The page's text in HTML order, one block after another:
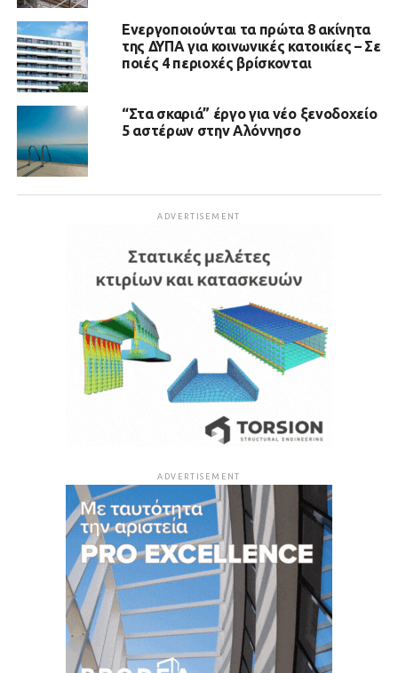
Ενεργοποιούνται τα πρώτα 8 ακίνητα
της ΔΥΠΑ για κοινωνικές κατοικίες – Σε
ποιές 4 περιοχές βρίσκονται
“Στα σκαριά” έργο για νέο ξενοδοχείο
5 αστέρων στην Αλόννησο
ADVERTISEMENT
ADVERTISEMENT